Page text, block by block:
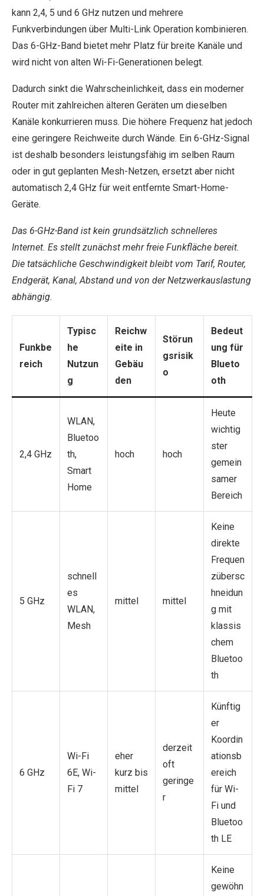
kann 2,4, 5 und 6 GHz nutzen und mehrere
Funkverbindungen über Multi-Link Operation kombinieren.
Das 6-GHz-Band bietet mehr Platz für breite Kanäle und
wird nicht von alten Wi-Fi-Generationen belegt.
Dadurch sinkt die Wahrscheinlichkeit, dass ein moderner
Router mit zahlreichen älteren Geräten um dieselben
Kanäle konkurrieren muss. Die höhere Frequenz hat jedoch
eine geringere Reichweite durch Wände. Ein 6-GHz-Signal
ist deshalb besonders leistungsfähig im selben Raum
oder in gut geplanten Mesh-Netzen, ersetzt aber nicht
automatisch 2,4 GHz für weit entfernte Smart-Home-
Geräte.
Das 6-GHz-Band ist kein grundsätzlich schnelleres
Internet. Es stellt zunächst mehr freie Funkfläche bereit.
Die tatsächliche Geschwindigkeit bleibt vom Tarif, Router,
Endgerät, Kanal, Abstand und von der Netzwerkauslastung
abhängig.
Funkbe
reich
Typisc
he
Nutzun
g
Reichw
eite in
Gebäu
den
Störun
gsrisik
o
Bedeut
ung für
Blueto
oth
2,4 GHz
WLAN,
Bluetoo
th,
Smart
Home
hoch hoch
Heute
wichtig
ster
gemein
samer
Bereich
5 GHz
schnell
es
WLAN,
Mesh
mittel mittel
Keine
direkte
Frequen
zübersc
hneidun
g mit
klassis
chem
Bluetoo
th
6 GHz
Wi-Fi
6E, Wi-
Fi 7
eher
kurz bis
mittel
derzeit
oft
geringe
r
Künftig
er
Koordin
ationsb
ereich
für Wi-
Fi und
Bluetoo
th LE
Keine
gewöhn